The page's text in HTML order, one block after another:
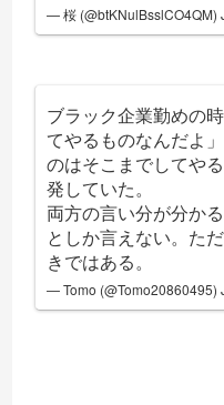
— 桜 (@btKNulBsslCO4QM)
ブラック企業勤めの
てやるものなんだよ
のはそこまでしてや
発していた。
両方の言い分が分か
としか言えない。た
きではある。
— Tomo (@Tomo20860495)